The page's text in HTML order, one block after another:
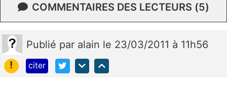
COMMENTAIRES DES LECTEURS (5)
Publié par alain le 23/03/2011 à 11h56
!
citer